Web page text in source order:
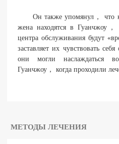
Он также упомянул， что
жена находятся в Гуанчжоу，
центра обслуживания будут
заставляет их чувствовать
они могли наслаждаться
Гуанчжоу， когда проходили
МЕТОДЫ ЛЕЧЕНИЯ